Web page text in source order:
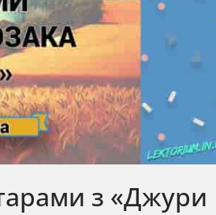
з «Джури